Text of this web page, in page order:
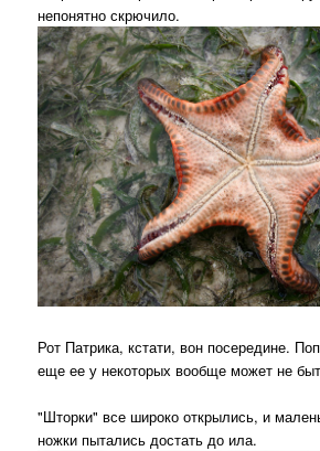
непонятно скрючило.
Рот Патрика, кстати, вон посередине.
еще ее у некоторых вообще может не
"Шторки" все широко открылись, и
ножки пытались достать до ила.